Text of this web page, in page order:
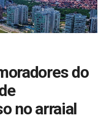
do
no arraial